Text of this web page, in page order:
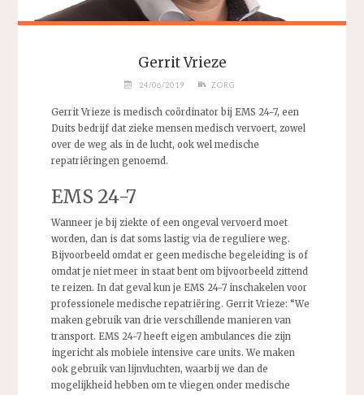
Gerrit Vrieze
24/06/2019 ZORG
Gerrit Vrieze is medisch coördinator bij EMS 24-7, een
Duits bedrijf dat zieke mensen medisch vervoert, zowel
over de weg als in de lucht, ook wel medische
repatriëringen genoemd.
EMS 24-7
Wanneer je bij ziekte of een ongeval vervoerd moet
worden, dan is dat soms lastig via de reguliere weg.
Bijvoorbeeld omdat er geen medische begeleiding is of
omdat je niet meer in staat bent om bijvoorbeeld zittend
te reizen. In dat geval kun je EMS 24-7 inschakelen voor
professionele medische repatriëring. Gerrit Vrieze: “We
maken gebruik van drie verschillende manieren van
transport. EMS 24-7 heeft eigen ambulances die zijn
ingericht als mobiele intensive care units. We maken
ook gebruik van lijnvluchten, waarbij we dan de
mogelijkheid hebben om te vliegen onder medische